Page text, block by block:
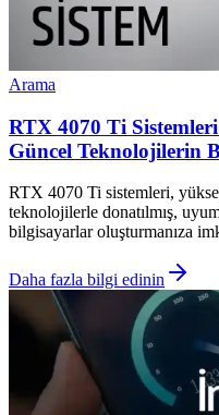
Arama
RTX 4070 Ti
Güncel Teknolojilerin
RTX 4070 Ti sistemleri,
teknolojilerle donatılmış,
bilgisayarlar oluşturmanıza
Daha fazla bilgi edinin